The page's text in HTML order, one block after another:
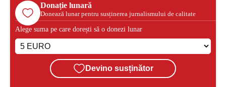
Donație lunară
Donează lunar pentru susținerea jurnalismului de calitate
Alege suma pe care dorești să o donezi lunar
Devino susținător